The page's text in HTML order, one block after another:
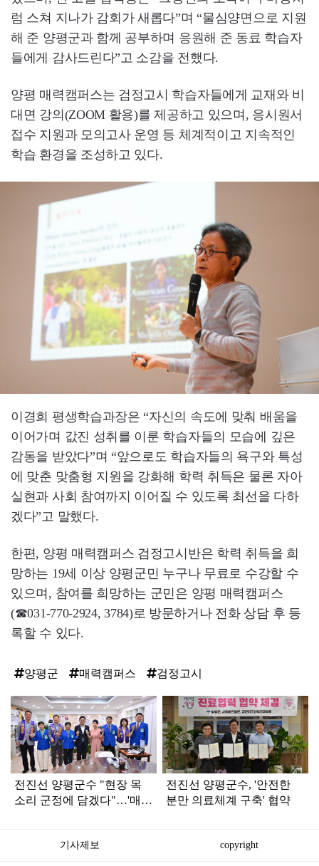
럼 스쳐 지나가 감회가 새롭다”며 “물심양면으로 지원
해 준 양평군과 함께 공부하며 응원해 준 동료 학습자
들에게 감사드린다”고 소감을 전했다.
양평 매력캠퍼스는 검정고시 학습자들에게 교재와 비
대면 강의(ZOOM 활용)를 제공하고 있으며, 응시원서
접수 지원과 모의고사 운영 등 체계적이고 지속적인
학습 환경을 조성하고 있다.
이경희 평생학습과장은 “자신의 속도에 맞춰 배움을
이어가며 값진 성취를 이룬 학습자들의 모습에 깊은
감동을 받았다”며 “앞으로도 학습자들의 욕구와 특성
에 맞춘 맞춤형 지원을 강화해 학력 취득은 물론 자아
실현과 사회 참여까지 이어질 수 있도록 최선을 다하
겠다”고 말했다.
한편, 양평 매력캠퍼스 검정고시반은 학력 취득을 희
망하는 19세 이상 양평군민 누구나 무료로 수강할 수
있으며, 참여를 희망하는 군민은 양평 매력캠퍼스
(☎031-770-2924, 3784)로 방문하거나 전화 상담 후 등
록할 수 있다.
양평군 매력캠퍼스 검정고시
탑
라
인
전진선 양평군수 "현장 목
소리 군정에 담겠다"…'매력
전진선 양평군수, '안전한
분만 의료체계 구축' 협약
기사제보 copyright